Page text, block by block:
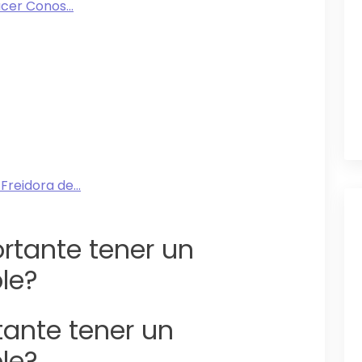
Conos...
de...
tener un
tener un